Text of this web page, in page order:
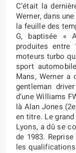
C’était la
Werner, dans
la feuille des
G, baptisée «
produites entre
moteurs turbo
sport
Mans, Werner a
gentleman
d’une Williams
là Alan Jones
en titre. Le
Lyons, a dû se
de 1983.
les qualifications